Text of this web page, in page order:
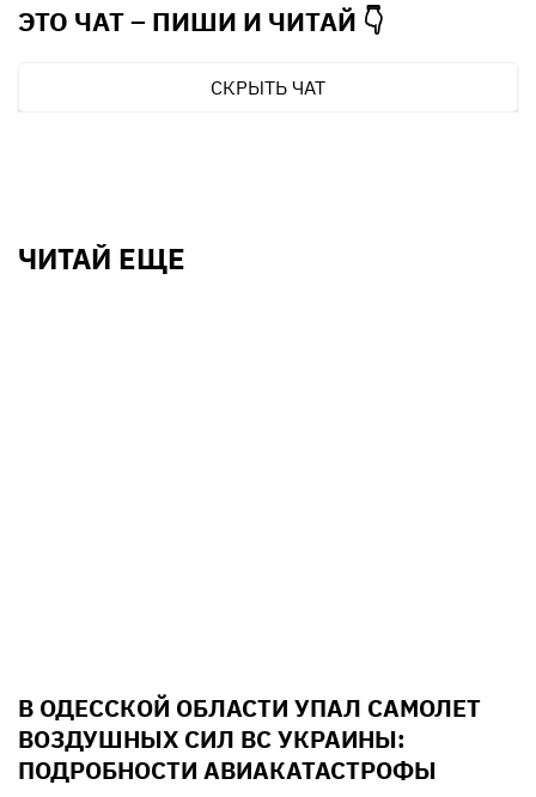
ЭТО ЧАТ – ПИШИ И ЧИТАЙ 👇
СКРЫТЬ ЧАТ
ЧИТАЙ ЕЩЕ
В ОДЕССКОЙ ОБЛАСТИ УПАЛ САМОЛЕТ
ВОЗДУШНЫХ СИЛ ВС УКРАИНЫ:
ПОДРОБНОСТИ АВИАКАТАСТРОФЫ